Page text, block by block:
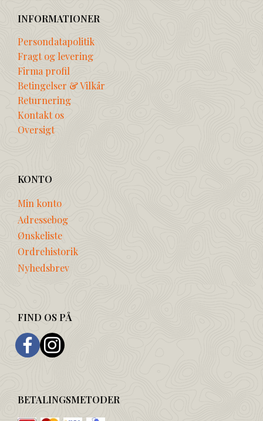
INFORMATIONER
Persondatapolitik
Fragt og levering
Firma profil
Betingelser & Vilkår
Returnering
Kontakt os
Oversigt
KONTO
Min konto
Adressebog
Ønskeliste
Ordrehistorik
Nyhedsbrev
FIND OS PÅ
BETALINGSMETODER